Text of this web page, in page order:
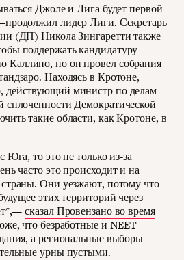
Джоле и Лига будет первой
лидер Лиги. Секретарь
(ДП) Никола Зингаретти также
поддержать кандидатуру
но он провел собрания
Находясь в Кротоне,
действующий министр по делам
сплоченности Демократической
такие области, как Кротоне, в
Юга, то это не только из-за
часто это происходит и на
Они уезжают, потому что
этих территорий через
сказал Провензано во время
что безработные и NEET
а региональные выборы
урны пустыми.